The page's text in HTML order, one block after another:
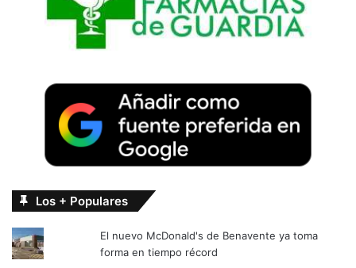
Los + Populares
El nuevo McDonald's de Benavente ya toma
forma en tiempo récord